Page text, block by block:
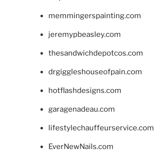
memmingerspainting.com
jeremypbeasley.com
thesandwichdepotcos.com
drgiggleshouseofpain.com
hotflashdesigns.com
garagenadeau.com
lifestylechauffeurservice.com
EverNewNails.com